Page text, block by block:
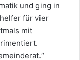
und ging in
für vier
mit